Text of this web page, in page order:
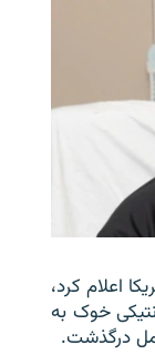
اعلام کرد،
خوک به
درگذشت.